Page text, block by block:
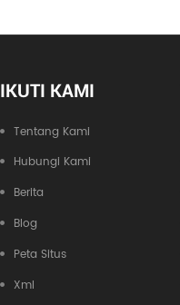
IKUTI KAMI
Tentang Kami
Hubungi Kami
Berita
Blog
Peta Situs
Xml